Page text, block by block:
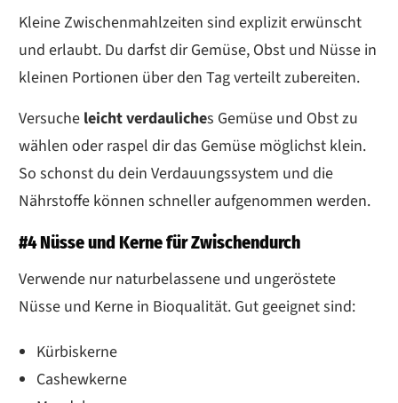
Kleine Zwischenmahlzeiten sind explizit erwünscht
und erlaubt. Du darfst dir Gemüse, Obst und Nüsse in
kleinen Portionen über den Tag verteilt zubereiten.
Versuche leicht verdauliches Gemüse und Obst zu
wählen oder raspel dir das Gemüse möglichst klein.
So schonst du dein Verdauungssystem und die
Nährstoffe können schneller aufgenommen werden.
#4 Nüsse und Kerne für Zwischendurch
Verwende nur naturbelassene und ungeröstete
Nüsse und Kerne in Bioqualität. Gut geeignet sind:
Kürbiskerne
Cashewkerne